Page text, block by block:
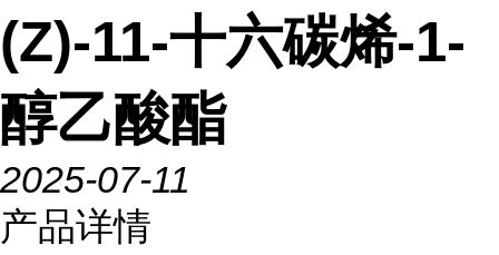
(Z)-11-十六碳烯-1-
醇乙酸酯
2025-07-11
产品详情